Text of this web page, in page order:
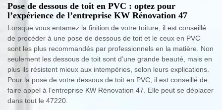
Pose de dessous de toit en PVC : optez pour
l’expérience de l’entreprise KW Rénovation 47
Lorsque vous entamez la finition de votre toiture, il est conseillé
de procéder à une pose de dessous de toit et le ceux en PVC
sont les plus recommandés par professionnels en la matière. Non
seulement les dessous de toit sont d’une grande beauté, mais en
plus ils résistent mieux aux intempéries, selon leurs explications.
Pour la pose de votre dessous de toit en PVC, il est conseillé de
faire appel à l’entreprise KW Rénovation 47. Elle peut se déplacer
dans tout le 47220.